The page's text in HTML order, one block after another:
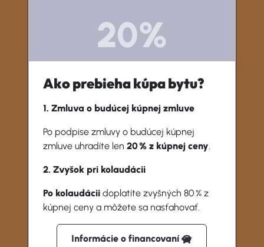
20%
Ako prebieha kúpa bytu?
1. Zmluva o budúcej kúpnej zmluve
Po podpise zmluvy o budúcej kúpnej
zmluve uhradíte len20 % z kúpnej ceny.
2. Zvyšok pri kolaudácii
Po kolaudácii doplatíte zvyšných 80 % z
kúpnej ceny a môžete sa nasťahovať.
Informácie o financovaní